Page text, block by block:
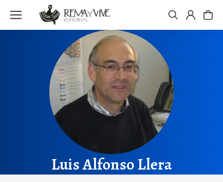
Luis Alfonso Llera